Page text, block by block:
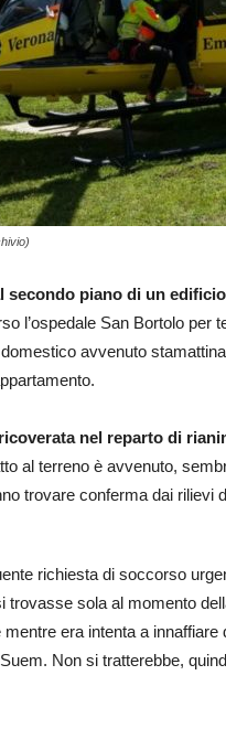
secondo piano di un edificio
l’ospedale San Bortolo
avvenuto
ricoverata nel reparto di
al terreno è avvenuto,
trovare conferma dai rilievi
richiesta di soccorso
trovasse sola al momento
era intenta a
Non si tratterebbe,